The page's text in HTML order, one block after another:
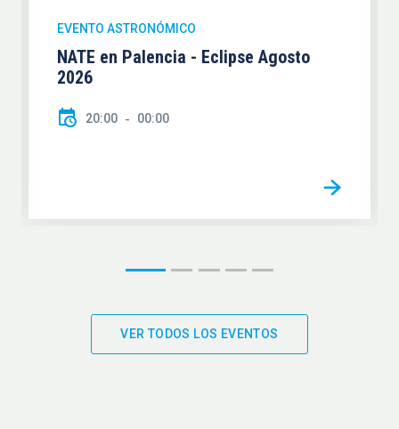
EVENTO ASTRONÓMICO
NATE en Palencia - Eclipse Agosto
2026
20:00 00:00
VER TODOS LOS EVENTOS